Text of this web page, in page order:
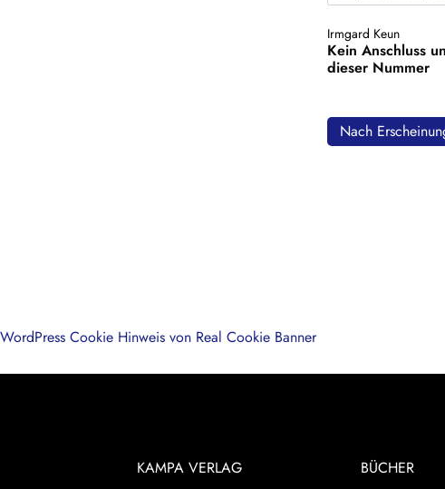
Irmgard Keun
Kein Anschluss
dieser Nummer
Nach
KAMPA VERLAG BÜCHER
WordPress Cookie Hinweis von Real Cookie Banner